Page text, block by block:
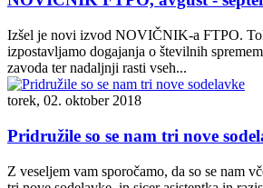
Izšel je novi izvod NOVIČNIK-a FTPO.
izpostavljamo dogajanja o številnih
zavoda ter nadaljnji rasti vseh...
torek, 02. oktober 2018
Pridružile so se nam tri nove
Z veseljem vam sporočamo, da so se nam